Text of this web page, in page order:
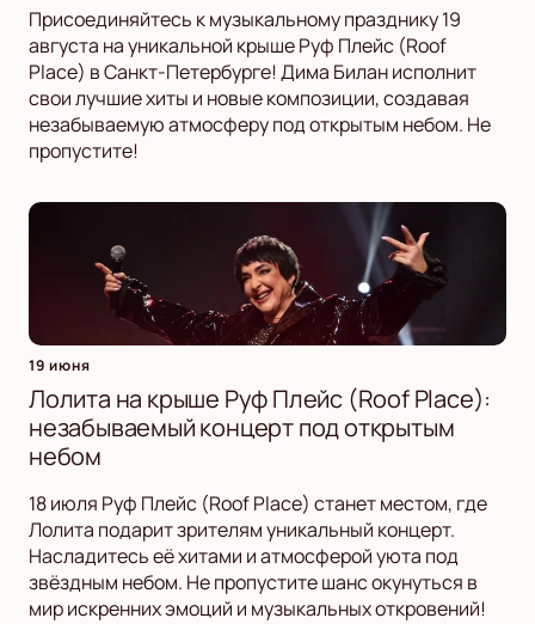
Присоединяйтесь к музыкальному празднику 19
августа на уникальной крыше Руф Плейс (Roof
Place) в Санкт-Петербурге! Дима Билан исполнит
свои лучшие хиты и новые композиции, создавая
незабываемую атмосферу под открытым небом. Не
пропустите!
19 июня
Лолита на крыше Руф Плейс (Roof Place):
незабываемый концерт под открытым
небом
18 июля Руф Плейс (Roof Place) станет местом, где
Лолита подарит зрителям уникальный концерт.
Насладитесь её хитами и атмосферой уюта под
звёздным небом. Не пропустите шанс окунуться в
мир искренних эмоций и музыкальных откровений!